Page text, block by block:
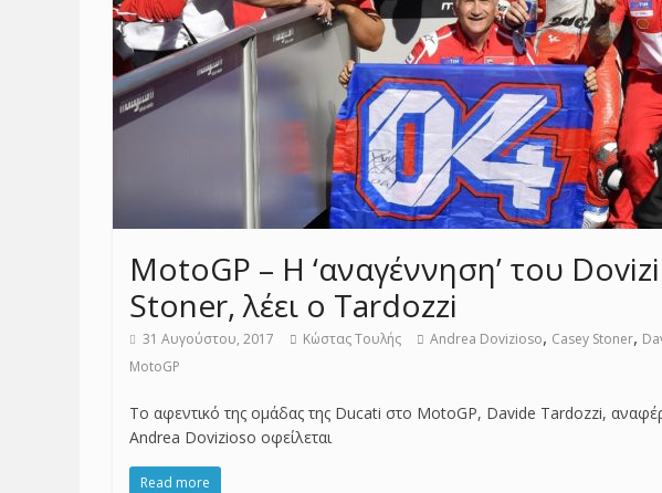
MotoGP – Η ‘αναγέννηση’ του
Stoner, λέει ο Tardozzi
31 Αυγούστου, 2017 Κώστας Τουλής Andrea Dovizioso, Casey Stoner,
MotoGP
Το αφεντικό της ομάδας της Ducati στο MotoGP, Davide Tardozzi,
Andrea Dovizioso οφείλεται
Read more